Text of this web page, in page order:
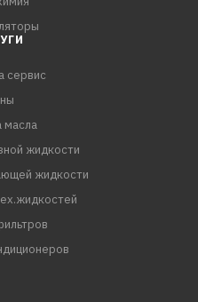
сервис
масла
жидкости
жидкости